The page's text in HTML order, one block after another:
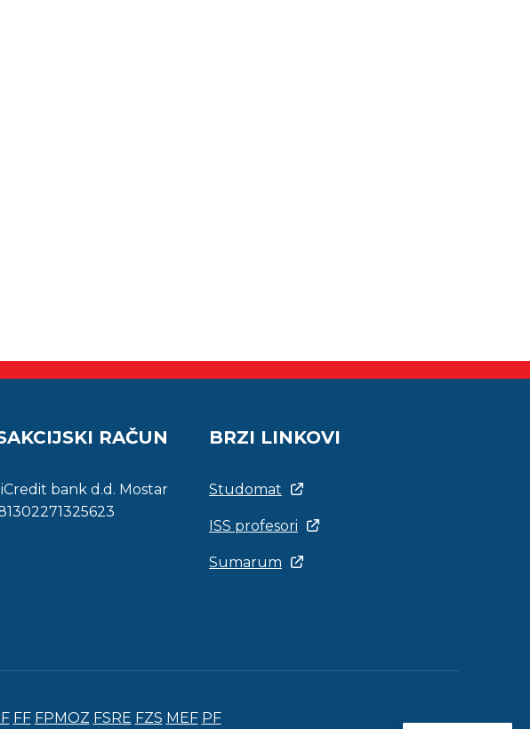
RAČUN
bank d.d. Mostar
BRZI LINKOVI
Studomat
ISS profesori
Sumarum
FF FPMOZ FSRE FZS MEF PF